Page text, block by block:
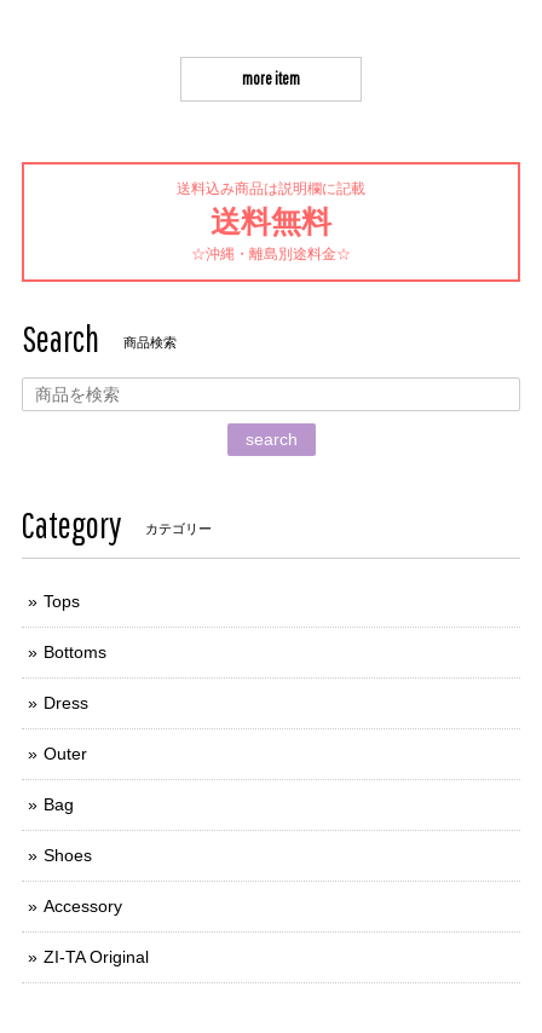
more item
送料込み商品は説明欄に記載
送料無料
☆沖縄・離島別途料金☆
Search 商品検索
search
Category カテゴリー
Tops
Bottoms
Dress
Outer
Bag
Shoes
Accessory
ZI-TA Original